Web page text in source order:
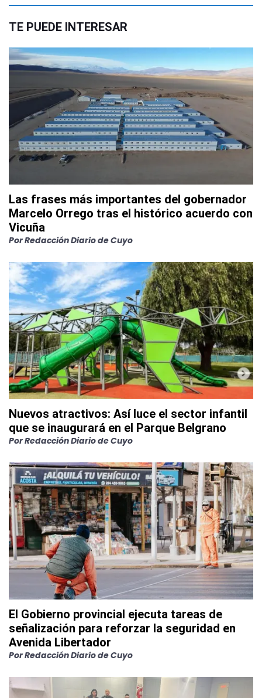
TE PUEDE INTERESAR
Las frases más importantes del gobernador
Marcelo Orrego tras el histórico acuerdo con
Vicuña
PorRedacción Diario de Cuyo
Nuevos atractivos: Así luce el sector infantil
que se inaugurará en el Parque Belgrano
PorRedacción Diario de Cuyo
El Gobierno provincial ejecuta tareas de
señalización para reforzar la seguridad en
Avenida Libertador
PorRedacción Diario de Cuyo